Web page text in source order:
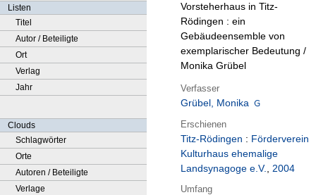
Listen
Titel
Autor / Beteiligte
Ort
Verlag
Jahr
Clouds
Schlagwörter
Orte
Autoren / Beteiligte
Verlage
Vorsteherhaus in Titz-
Rödingen : ein
Gebäudeensemble von
exemplarischer Bedeutung /
Monika Grübel
Verfasser
Grübel, Monika
Erschienen
Titz-Rödingen : Förderverein
Kulturhaus ehemalige
Landsynagoge e.V., 2004
Umfang